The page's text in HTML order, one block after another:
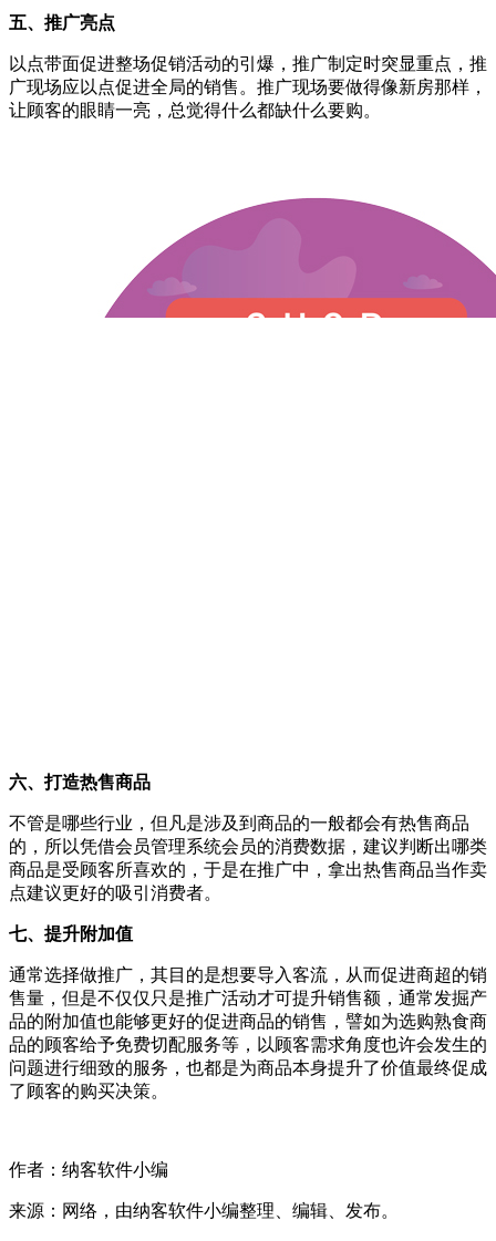
五、推广亮点
以点带面促进整场促销活动的引爆，推广制定时突显重点，推
广现场应以点促进全局的销售。推广现场要做得像新房那样，
让顾客的眼睛一亮，总觉得什么都缺什么要购。
六、打造热售商品
不管是哪些行业，但凡是涉及到商品的一般都会有热售商品
的，所以凭借会员管理系统会员的消费数据，建议判断出哪类
商品是受顾客所喜欢的，于是在推广中，拿出热售商品当作卖
点建议更好的吸引消费者。
七、提升附加值
通常选择做推广，其目的是想要导入客流，从而促进商超的销
售量，但是不仅仅只是推广活动才可提升销售额，通常发掘产
品的附加值也能够更好的促进商品的销售，譬如为选购熟食商
品的顾客给予免费切配服务等，以顾客需求角度也许会发生的
问题进行细致的服务，也都是为商品本身提升了价值最终促成
了顾客的购买决策。
作者：纳客软件小编
来源：网络，由纳客软件小编整理、编辑、发布。